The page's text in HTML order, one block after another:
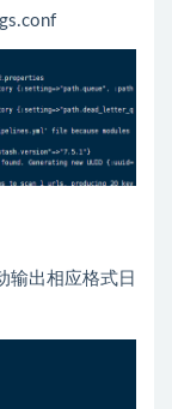
输出相应格式日